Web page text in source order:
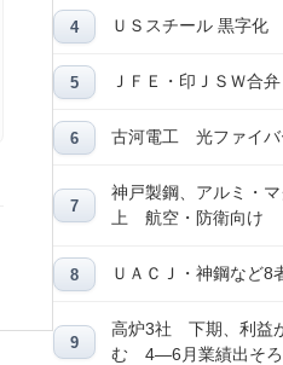
ＵＳスチール 黒字
ＪＦＥ・印ＪＳＷ合
古河電工 光ファイバ
神戸製鋼、アルミ・
上 航空・防衛向け
ＵＡＣＪ・神鋼など
高炉3社 下期、利益
む 4―6月業績出そろ